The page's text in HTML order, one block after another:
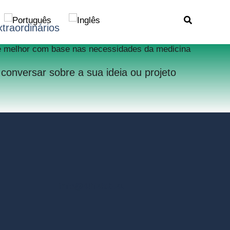
Search
com base nas necessidades da medicina
sobre a sua ideia ou projeto